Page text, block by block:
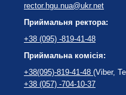
rector.hgu.nua@ukr.net
Приймальня ректора:
+38 (095) -819-41-48
Приймальна комісія:
+38(095)-819-41-48 (Viber,
+38 (057) -704-10-37